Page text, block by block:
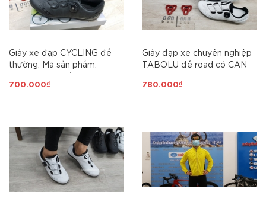
Giày xe đạp CYCLING đế
thường: Mã sản phẩm:
màu đen
700.000₫
Giày đạp xe chuyên nghiệp
TABOLU đế road có CAN
780.000₫